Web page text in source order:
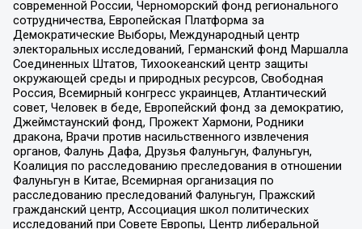
современной России, Черноморский фонд регионального
сотрудничества, Европейская Платформа за
Демократические Выборы, Международный центр
электоральных исследований, Германский фонд Маршалла
Соединенных Штатов, Тихоокеанский центр защиты
окружающей среды и природных ресурсов, Свободная
Россия, Всемирный конгресс украинцев, Атлантический
совет, Человек в беде, Европейский фонд за демократию,
Джеймстаунский фонд, Прожект Хармони, Родники
дракона, Врачи против насильственного извлечения
органов, Фалунь Дафа, Друзья Фалуньгун, Фалуньгун,
Коалиция по расследованию преследования в отношении
Фалуньгун в Китае, Всемирная организация по
расследованию преследований Фалуньгун, Пражский
гражданский центр, Ассоциация школ политических
исследований при Совете Европы, Центр либеральной